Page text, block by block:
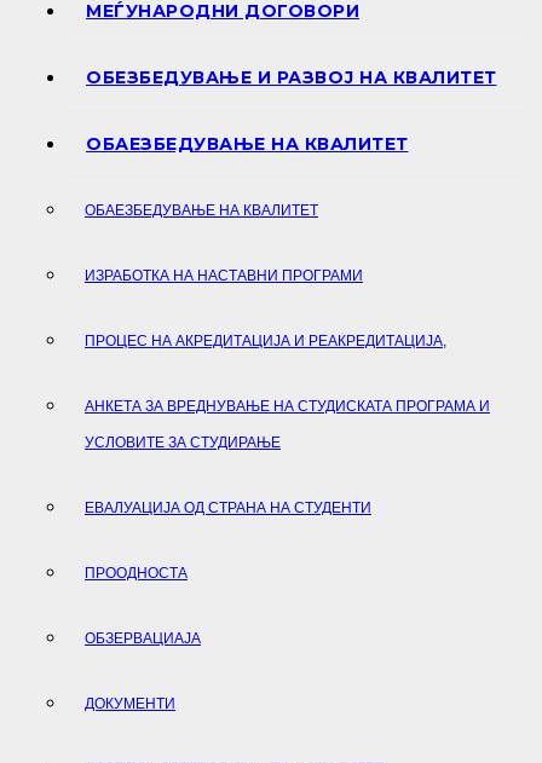
МЕЃУНАРОДНИ ДОГОВОРИ
ОБЕЗБЕДУВАЊЕ И РАЗВОЈ НА КВАЛИТЕТ
ОБАЕЗБЕДУВАЊЕ НА КВАЛИТЕТ
ОБАЕЗБЕДУВАЊЕ НА КВАЛИТЕТ
ИЗРАБОТКА НА НАСТАВНИ ПРОГРАМИ
ПРОЦЕС НА АКРЕДИТАЦИЈА И РЕАКРЕДИТАЦИЈА,
АНКЕТА ЗА ВРЕДНУВАЊЕ НА СТУДИСКАТА ПРОГРАМА И
УСЛОВИТЕ ЗА СТУДИРАЊЕ
ЕВАЛУАЦИЈА ОД СТРАНА НА СТУДЕНТИ
ПРООДНОСТА
ОБЗЕРВАЦИАЈА
ДОКУМЕНТИ